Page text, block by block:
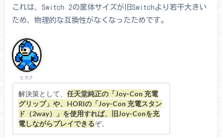
これは、Switch 2の筐体サイズが旧Switchより若干大きい
ため、物理的な互換性がなくなったためです。
ヒカク
解決策として、 任天堂純正の「Joy-Con 充電
グリップ」や、HORIの「Joy-Con 充電スタン
ド（2way）」を使用すれば、旧Joy-Conを充
電しながらプレイできるぞ。